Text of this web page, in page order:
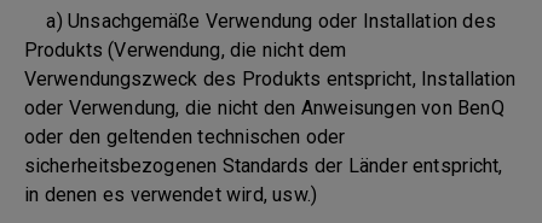
a) Unsachgemäße Verwendung oder Installation des
Produkts (Verwendung, die nicht dem
Verwendungszweck des Produkts entspricht, Installation
oder Verwendung, die nicht den Anweisungen von BenQ
oder den geltenden technischen oder
sicherheitsbezogenen Standards der Länder entspricht,
in denen es verwendet wird, usw.)